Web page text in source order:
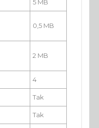
5 MB
0,5 MB
2 MB
4
Tak
Tak